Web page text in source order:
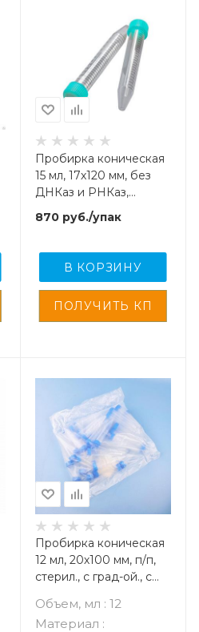
Пробирка коническая
15 мл, 17х120 мм, без
ДНКаз и РНКаз,
стерил., с град-ой., с
винт.,крышкой, 25 шт/
870руб./упак
В КОРЗИНУ
Пробирка коническая
12 мл, 20х100 мм, п/п,
стерил., с град-ой., с
упак., Oldans
Объем, мл : 12
Материал :